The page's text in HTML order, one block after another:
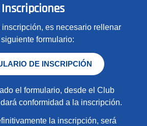
Inscripciones
inscripción, es necesario rellenar
formulario:
DE INSCRIPCIÓN
el formulario, desde el Club
conformidad a la inscripción.
la inscripción, será